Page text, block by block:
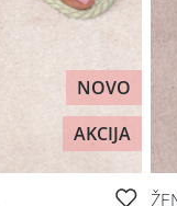
NOVO
AKCIJA